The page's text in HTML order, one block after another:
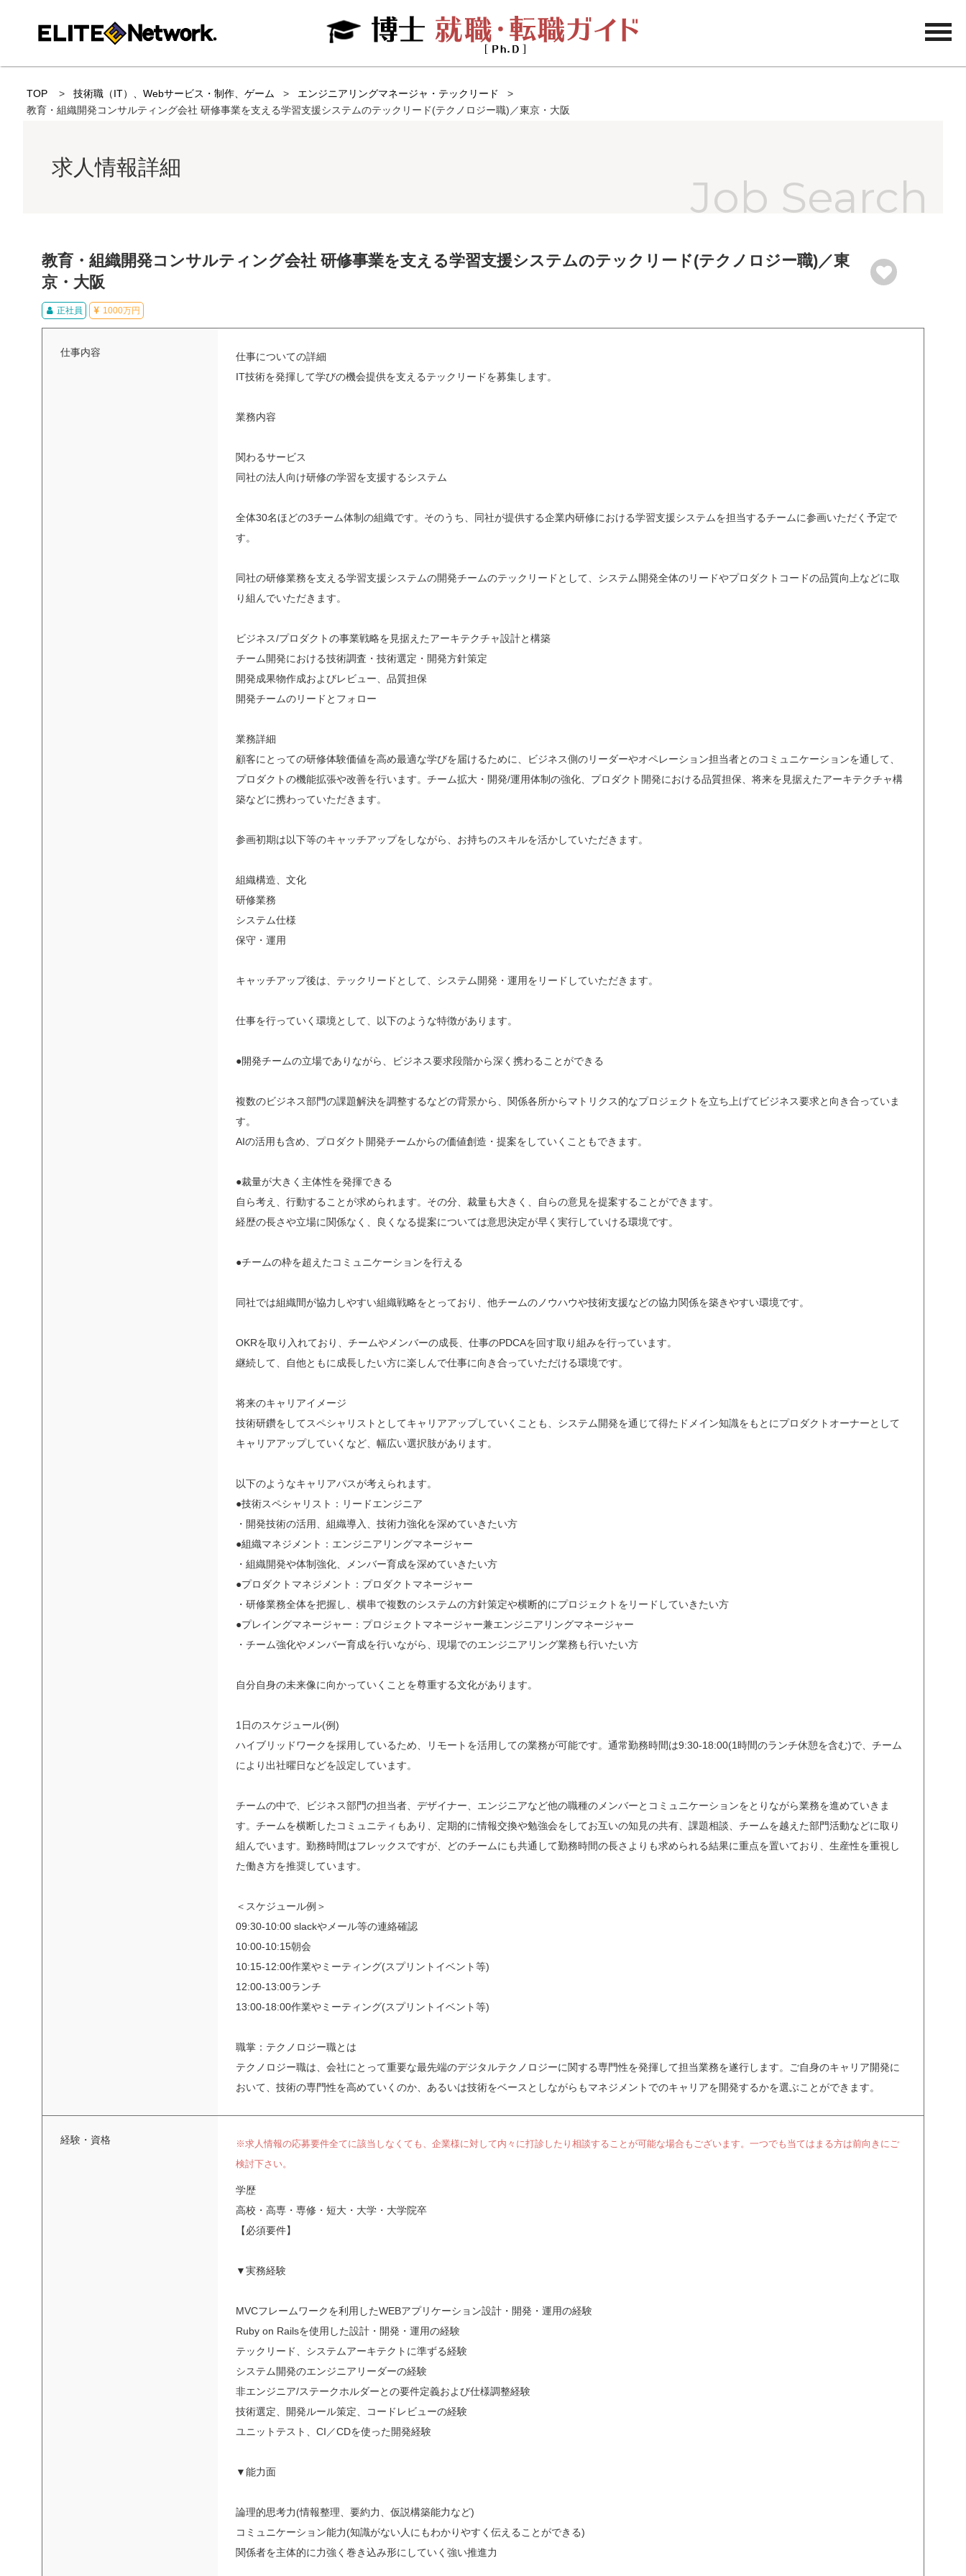
TOP 技術職（IT）、Webサービス・制作、ゲーム
エンジニアリングマネージャ・テックリード
教育・組織開発コンサルティング会社 研修事業を支える学習支援システムのテックリード(テクノロジー職)／東京・大阪
求人情報詳細
教育・組織開発コンサルティング会社 研修事業を支える学習支援システムのテックリード(テクノロジー職)／東
京・大阪
正社員 1000万円
仕事内容
仕事についての詳細
IT技術を発揮して学びの機会提供を支えるテックリードを募集します。
業務内容
関わるサービス
同社の法人向け研修の学習を支援するシステム
全体30名ほどの3チーム体制の組織です。そのうち、同社が提供する企業内研修における学習支援システムを担当するチームに参画いただく予定で
す。
同社の研修業務を支える学習支援システムの開発チームのテックリードとして、システム開発全体のリードやプロダクトコードの品質向上などに取
り組んでいただきます。
ビジネス/プロダクトの事業戦略を見据えたアーキテクチャ設計と構築
チーム開発における技術調査・技術選定・開発方針策定
開発成果物作成およびレビュー、品質担保
開発チームのリードとフォロー
業務詳細
顧客にとっての研修体験価値を高め最適な学びを届けるために、ビジネス側のリーダーやオペレーション担当者とのコミュニケーションを通して、
プロダクトの機能拡張や改善を行います。チーム拡大・開発/運用体制の強化、プロダクト開発における品質担保、将来を見据えたアーキテクチャ構
築などに携わっていただきます。
参画初期は以下等のキャッチアップをしながら、お持ちのスキルを活かしていただきます。
組織構造、文化
研修業務
システム仕様
保守・運用
キャッチアップ後は、テックリードとして、システム開発・運用をリードしていただきます。
仕事を行っていく環境として、以下のような特徴があります。
●開発チームの立場でありながら、ビジネス要求段階から深く携わることができる
複数のビジネス部門の課題解決を調整するなどの背景から、関係各所からマトリクス的なプロジェクトを立ち上げてビジネス要求と向き合っていま
す。
AIの活用も含め、プロダクト開発チームからの価値創造・提案をしていくこともできます。
●裁量が大きく主体性を発揮できる
自ら考え、行動することが求められます。その分、裁量も大きく、自らの意見を提案することができます。
経歴の長さや立場に関係なく、良くなる提案については意思決定が早く実行していける環境です。
●チームの枠を超えたコミュニケーションを行える
同社では組織間が協力しやすい組織戦略をとっており、他チームのノウハウや技術支援などの協力関係を築きやすい環境です。
OKRを取り入れており、チームやメンバーの成長、仕事のPDCAを回す取り組みを行っています。
継続して、自他ともに成長したい方に楽しんで仕事に向き合っていただける環境です。
将来のキャリアイメージ
技術研鑽をしてスペシャリストとしてキャリアアップしていくことも、システム開発を通じて得たドメイン知識をもとにプロダクトオーナーとして
キャリアアップしていくなど、幅広い選択肢があります。
以下のようなキャリアパスが考えられます。
●技術スペシャリスト：リードエンジニア
・開発技術の活用、組織導入、技術力強化を深めていきたい方
●組織マネジメント：エンジニアリングマネージャー
・組織開発や体制強化、メンバー育成を深めていきたい方
●プロダクトマネジメント：プロダクトマネージャー
・研修業務全体を把握し、横串で複数のシステムの方針策定や横断的にプロジェクトをリードしていきたい方
●プレイングマネージャー：プロジェクトマネージャー兼エンジニアリングマネージャー
・チーム強化やメンバー育成を行いながら、現場でのエンジニアリング業務も行いたい方
自分自身の未来像に向かっていくことを尊重する文化があります。
1日のスケジュール(例)
ハイブリッドワークを採用しているため、リモートを活用しての業務が可能です。通常勤務時間は9:30-18:00(1時間のランチ休憩を含む)で、チーム
により出社曜日などを設定しています。
チームの中で、ビジネス部門の担当者、デザイナー、エンジニアなど他の職種のメンバーとコミュニケーションをとりながら業務を進めていきま
す。チームを横断したコミュニティもあり、定期的に情報交換や勉強会をしてお互いの知見の共有、課題相談、チームを越えた部門活動などに取り
組んでいます。勤務時間はフレックスですが、どのチームにも共通して勤務時間の長さよりも求められる結果に重点を置いており、生産性を重視し
た働き方を推奨しています。
＜スケジュール例＞
09:30-10:00 slackやメール等の連絡確認
10:00-10:15朝会
10:15-12:00作業やミーティング(スプリントイベント等)
12:00-13:00ランチ
13:00-18:00作業やミーティング(スプリントイベント等)
職掌：テクノロジー職とは
テクノロジー職は、会社にとって重要な最先端のデジタルテクノロジーに関する専門性を発揮して担当業務を遂行します。ご自身のキャリア開発に
おいて、技術の専門性を高めていくのか、あるいは技術をベースとしながらもマネジメントでのキャリアを開発するかを選ぶことができます。
経験・資格
※求人情報の応募要件全てに該当しなくても、企業様に対して内々に打診したり相談することが可能な場合もございます。一つでも当てはまる方は前向きにご
検討下さい。
学歴
高校・高専・専修・短大・大学・大学院卒
【必須要件】
▼実務経験
MVCフレームワークを利用したWEBアプリケーション設計・開発・運用の経験
Ruby on Railsを使用した設計・開発・運用の経験
テックリード、システムアーキテクトに準ずる経験
システム開発のエンジニアリーダーの経験
非エンジニア/ステークホルダーとの要件定義および仕様調整経験
技術選定、開発ルール策定、コードレビューの経験
ユニットテスト、CI／CDを使った開発経験
▼能力面
論理的思考力(情報整理、要約力、仮説構築能力など)
コミュニケーション能力(知識がない人にもわかりやすく伝えることができる)
関係者を主体的に力強く巻き込み形にしていく強い推進力